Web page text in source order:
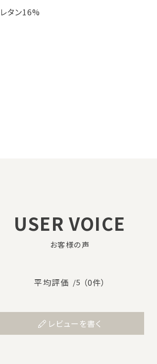
タン16%
USER VOICE
お客様の声
平均評価 /5 （0件）
レビューを書く